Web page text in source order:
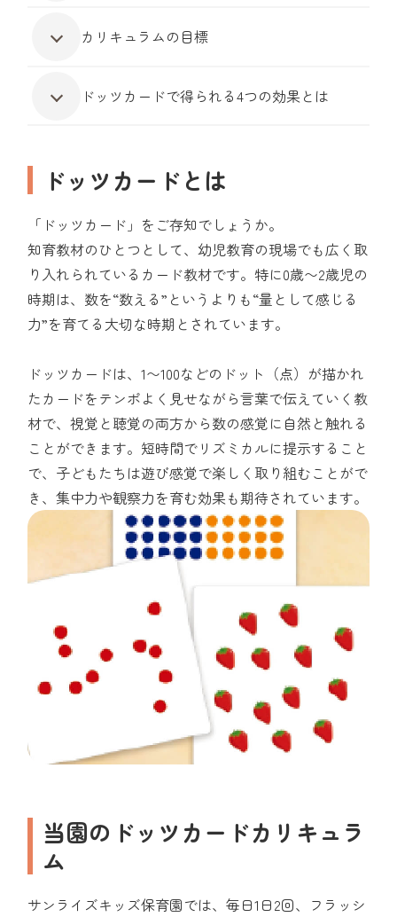
カリキュラムの目標
ドッツカードで得られる4つの効果とは
ドッツカードとは
「ドッツカード」をご存知でしょうか。
知育教材のひとつとして、幼児教育の現場でも広く取
り入れられているカード教材です。特に0歳〜2歳児の
時期は、数を“数える”というよりも“量として感じる
力”を育てる大切な時期とされています。
ドッツカードは、1〜100などのドット（点）が描かれ
たカードをテンポよく見せながら言葉で伝えていく教
材で、視覚と聴覚の両方から数の感覚に自然と触れる
ことができます。短時間でリズミカルに提示すること
で、子どもたちは遊び感覚で楽しく取り組むことがで
き、集中力や観察力を育む効果も期待されています。
当園のドッツカードカリキュラ
ム
サンライズキッズ保育園では、毎日1日2回、フラッシ